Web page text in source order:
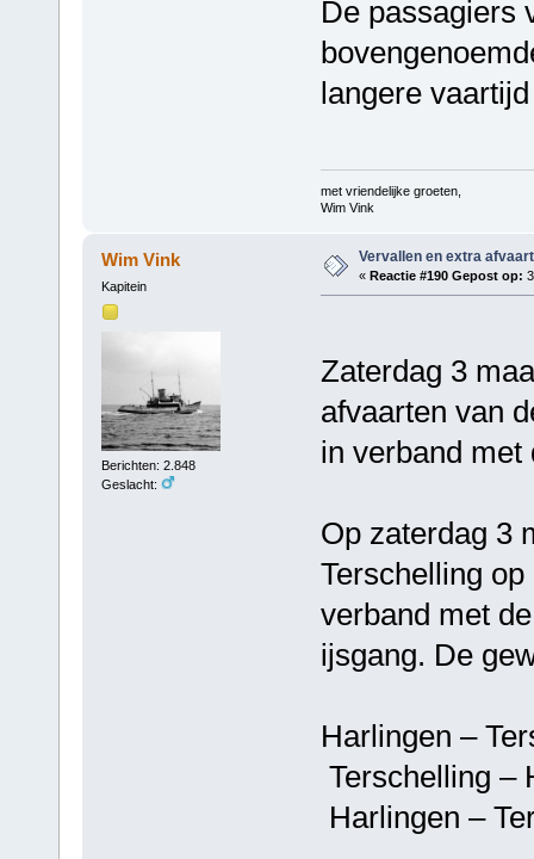
De passagiers
langere vaartijd
met vriendelijke groeten,
Wim Vink
Wim Vink
Kapitein
Berichten: 2.848
Geslacht:
Vervallen en extra
« Reactie #190 Gepost op:
Zaterdag 3
afvaarten van
in verband met
Op zaterdag 3
Terschelling
verband met
ijsgang. De
Harlingen –
Terschelling –
Harlingen –